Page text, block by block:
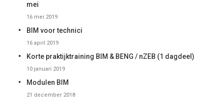
mei
16 mei 2019
BIM voor technici
16 april 2019
Korte praktijktraining BIM & BENG / nZEB (1 dagdeel)
10 januari 2019
Modulen BIM
21 december 2018